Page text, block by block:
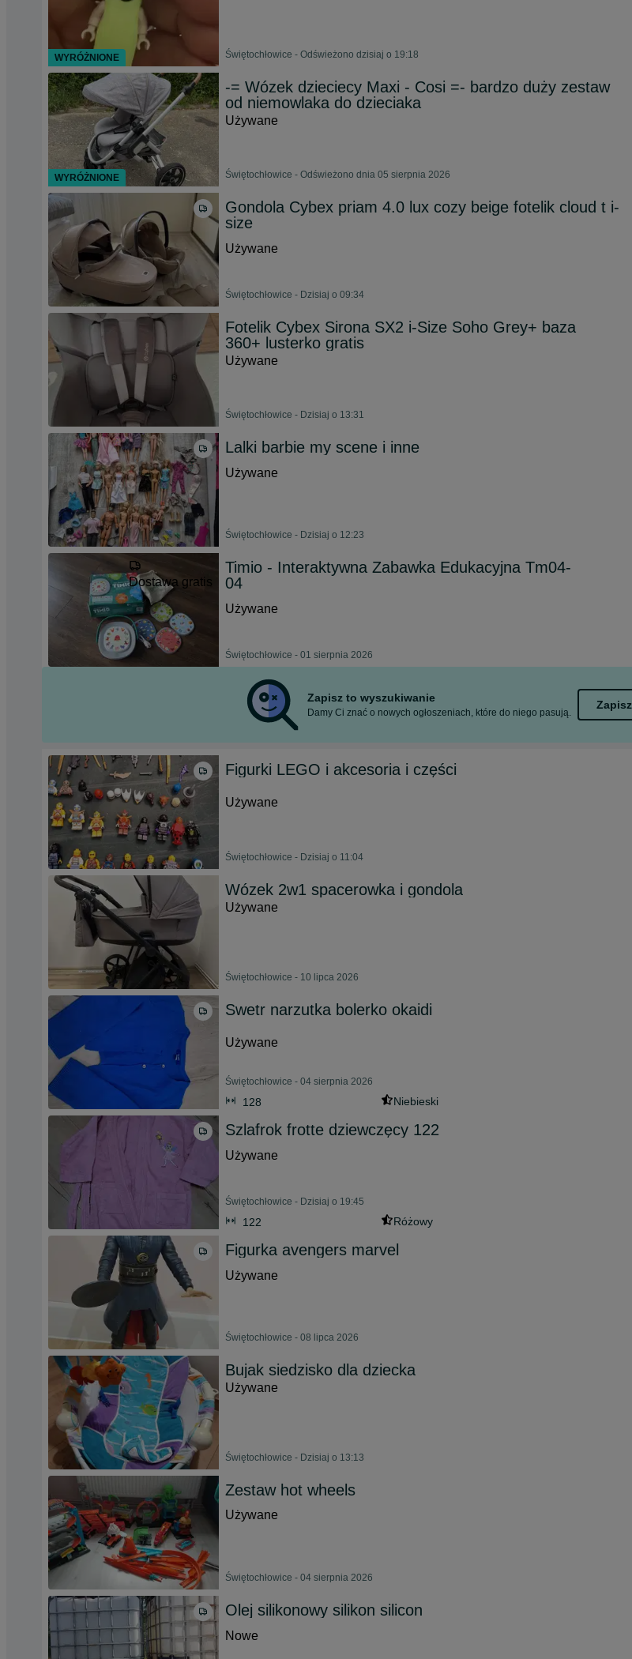
Świętochłowice - Odświeżono dzisiaj o 19:18
-= Wózek dzieciecy Maxi - Cosi =- bardzo duży zestaw
od niemowlaka do dzieciaka
Używane
Świętochłowice - Odświeżono dnia 05 sierpnia 2026
Gondola Cybex priam 4.0 lux cozy beige fotelik cloud t i-
size
Używane
Świętochłowice - Dzisiaj o 09:34
Fotelik Cybex Sirona SX2 i-Size Soho Grey+ baza
360+ lusterko gratis
Używane
Świętochłowice - Dzisiaj o 13:31
Lalki barbie my scene i inne
Używane
Świętochłowice - Dzisiaj o 12:23
Dostawa gratis
Timio - Interaktywna Zabawka Edukacyjna Tm04-
04
Używane
Świętochłowice - 01 sierpnia 2026
Zapisz to wyszukiwanie
Damy Ci znać o nowych ogłoszeniach, które do niego pasują.
Zapisz
Figurki LEGO i akcesoria i części
Używane
Świętochłowice - Dzisiaj o 11:04
Wózek 2w1 spacerowka i gondola
Używane
Świętochłowice - 10 lipca 2026
Swetr narzutka bolerko okaidi
Używane
Świętochłowice - 04 sierpnia 2026
128 Niebieski
Szlafrok frotte dziewczęcy 122
Używane
Świętochłowice - Dzisiaj o 19:45
122 Różowy
Figurka avengers marvel
Używane
Świętochłowice - 08 lipca 2026
Bujak siedzisko dla dziecka
Używane
Świętochłowice - Dzisiaj o 13:13
Zestaw hot wheels
Używane
Świętochłowice - 04 sierpnia 2026
Olej silikonowy silikon silicon
Nowe
WYRÓŻNIONE
WYRÓŻNIONE